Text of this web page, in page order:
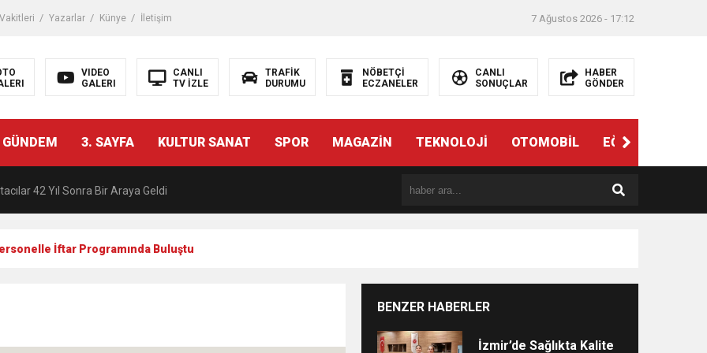
Yazarlar Künye İletişim 7 Ağustos 2026 - 17:12
VIDEO
GALERI
CANLI
TV İZLE
TRAFİK
DURUMU
NÖBETÇİ
ECZANELER
CANLI
SONUÇLAR
HABER
GÖNDER
3. SAYFA KULTUR SANAT SPOR MAGAZİN TEKNOLOJİ OTOMOBİL EĞİTİM
Tanıdığı İsim: Abdulrezak Kaldan Torbalı Yolunda
42 Yıl Sonra Bir Araya Geldi
İftar Programında Buluştu
BENZER HABERLER
İzmir’de Sağlıkta Kalite